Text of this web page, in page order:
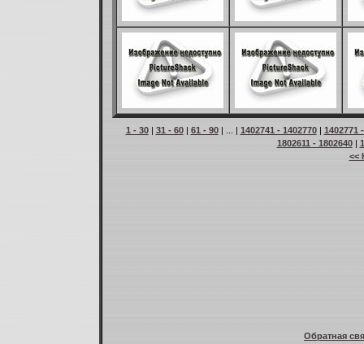
1 - 30| 31 - 60| 61 - 90| ... | 1402741 - 1402770| 1402771
1802611 - 1802640|
<<
Обратная